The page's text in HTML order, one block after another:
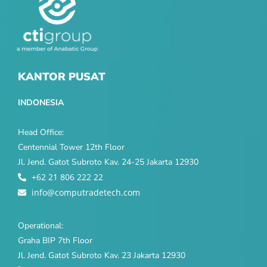
KANTOR PUSAT
INDONESIA
Head Office:
Centennial Tower 12th Floor
Jl. Jend. Gatot Subroto Kav. 24-25 Jakarta 12930
+62 21 806 222 22
info@computradetech.com
Operational:
Graha BIP 7th Floor
Jl. Jend. Gatot Subroto Kav. 23 Jakarta 12930